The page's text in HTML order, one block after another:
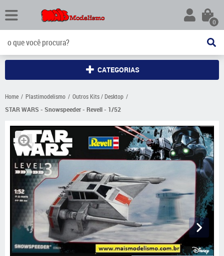
0
CATEGORIAS
Home Plastimodelismo
Outros Kits / Desktop
STAR WARS - Snowspeeder - Revell - 1/52